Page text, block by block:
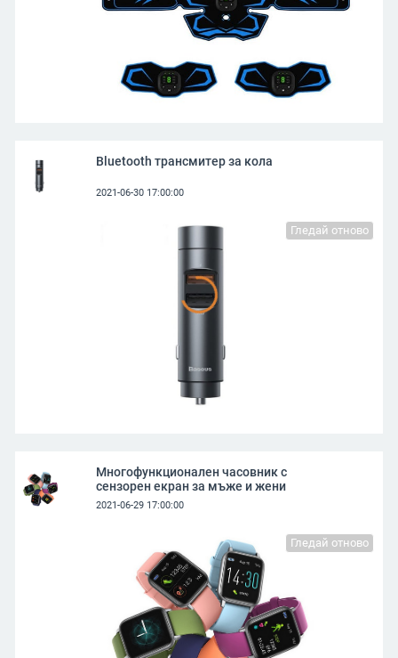
Bluetooth трансмитер за кола
2021-06-30 17:00:00
Гледай отново
Многофункционален часовник с
сензорен екран за мъже и жени
2021-06-29 17:00:00
Гледай отново